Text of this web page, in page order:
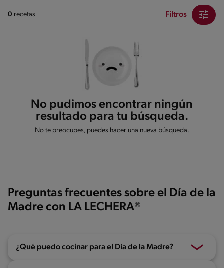
0 recetas Filtros
No pudimos encontrar ningún
resultado para tu búsqueda.
No te preocupes, puedes hacer una nueva búsqueda.
Preguntas frecuentes sobre el Día de la
Madre con LA LECHERA®
¿Qué puedo cocinar para el Día de la Madre?